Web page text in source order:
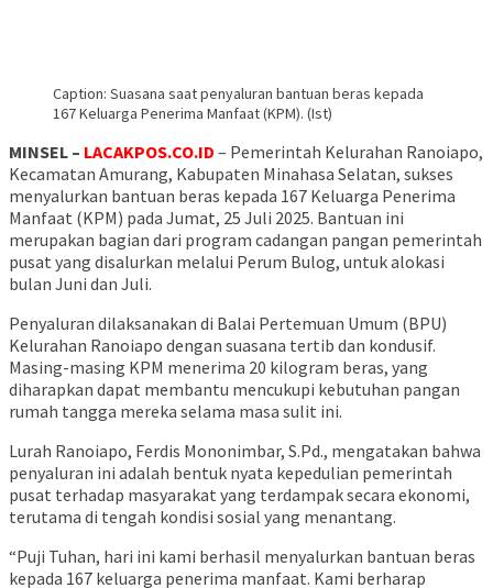
Caption: Suasana saat penyaluran bantuan beras kepada
167 Keluarga Penerima Manfaat (KPM). (Ist)
MINSEL – LACAKPOS.CO.ID – Pemerintah Kelurahan Ranoiapo,
Kecamatan Amurang, Kabupaten Minahasa Selatan, sukses
menyalurkan bantuan beras kepada 167 Keluarga Penerima
Manfaat (KPM) pada Jumat, 25 Juli 2025. Bantuan ini
merupakan bagian dari program cadangan pangan pemerintah
pusat yang disalurkan melalui Perum Bulog, untuk alokasi
bulan Juni dan Juli.
Penyaluran dilaksanakan di Balai Pertemuan Umum (BPU)
Kelurahan Ranoiapo dengan suasana tertib dan kondusif.
Masing-masing KPM menerima 20 kilogram beras, yang
diharapkan dapat membantu mencukupi kebutuhan pangan
rumah tangga mereka selama masa sulit ini.
Lurah Ranoiapo, Ferdis Mononimbar, S.Pd., mengatakan bahwa
penyaluran ini adalah bentuk nyata kepedulian pemerintah
pusat terhadap masyarakat yang terdampak secara ekonomi,
terutama di tengah kondisi sosial yang menantang.
“Puji Tuhan, hari ini kami berhasil menyalurkan bantuan beras
kepada 167 keluarga penerima manfaat. Kami berharap